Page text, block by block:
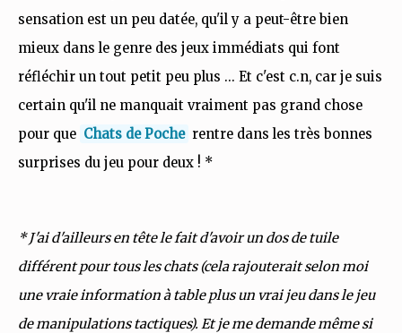
sensation est un peu datée, qu'il y a peut-être bien
mieux dans le genre des jeux immédiats qui font
réfléchir un tout petit peu plus ... Et c'est c.n, car je suis
certain qu'il ne manquait vraiment pas grand chose
pour que Chats de Poche rentre dans les très bonnes
surprises du jeu pour deux ! *
* J'ai d'ailleurs en tête le fait d'avoir un dos de tuile
différent pour tous les chats (cela rajouterait selon moi
une vraie information à table plus un vrai jeu dans le jeu
de manipulations tactiques). Et je me demande même si